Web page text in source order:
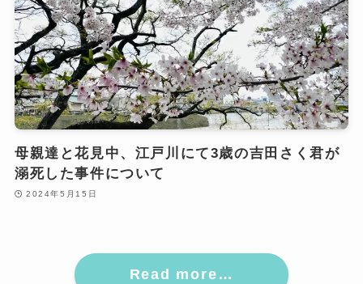
母親達と花見中、江戸川にて3歳の吉田さく君が
溺死した事件について
2024年5月15日
Read more…